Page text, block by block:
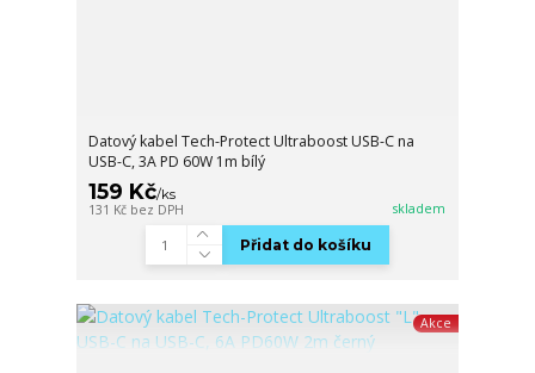
Datový kabel Tech-Protect Ultraboost USB-C na
USB-C, 3A PD 60W 1m bílý
159 Kč/ks
131 Kč bez DPH skladem
Přidat do košíku
Akce